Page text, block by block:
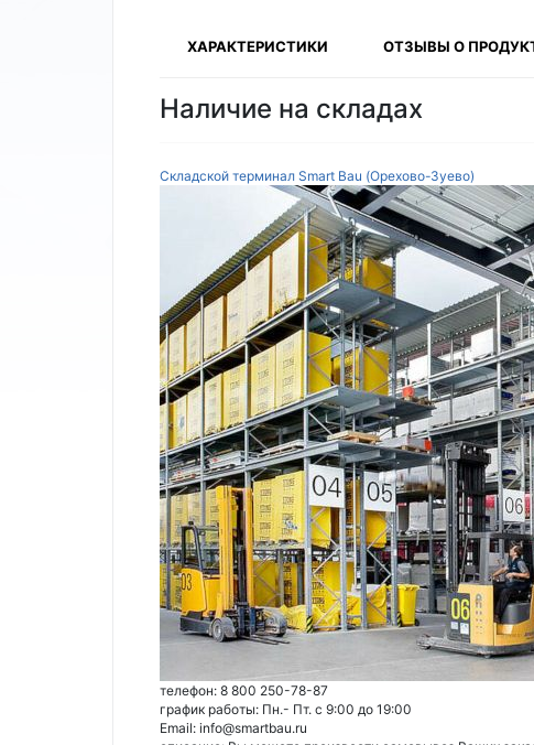
ХАРАКТЕРИСТИКИ ОТЗЫВЫ О
Наличие на складах
Складской терминал Smart Bau (Орехово-Зуево)
телефон: 8 800 250-78-87
график работы: Пн.- Пт. с 9:00 до 19:00
Email: info@smartbau.ru